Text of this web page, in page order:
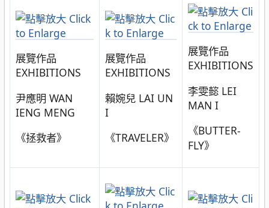
展覽作品
EXHIBITIONS
尹應明 WAN
IENG MENG
《拯救者》
展覽作品
EXHIBITIONS
賴婉兒 LAI UN
I
《TRAVELER》
展覽作品
EXHIBITIONS
李雯懿 LEI
MAN I
《BUTTER-
FLY》